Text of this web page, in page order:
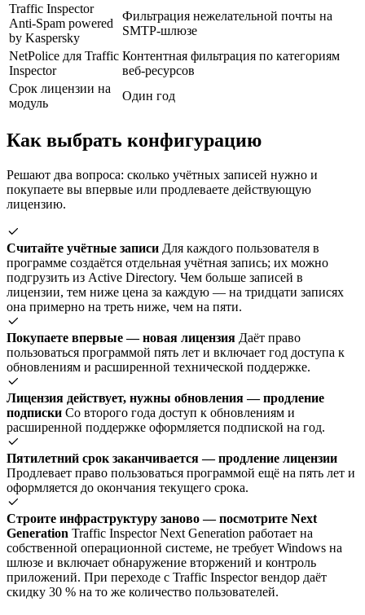
Traffic Inspector
Anti-Spam powered
by Kaspersky
Фильтрация нежелательной почты на
SMTP-шлюзе
NetPolice для Traffic
Inspector
Контентная фильтрация по категориям
веб-ресурсов
Срок лицензии на
модуль
Один год
Как выбрать конфигурацию
Решают два вопроса: сколько учётных записей нужно и
покупаете вы впервые или продлеваете действующую
лицензию.
Считайте учётные записи Для каждого пользователя в
программе создаётся отдельная учётная запись; их можно
подгрузить из Active Directory. Чем больше записей в
лицензии, тем ниже цена за каждую — на тридцати записях
она примерно на треть ниже, чем на пяти.
Покупаете впервые — новая лицензия Даёт право
пользоваться программой пять лет и включает год доступа к
обновлениям и расширенной технической поддержке.
Лицензия действует, нужны обновления — продление
подписки Со второго года доступ к обновлениям и
расширенной поддержке оформляется подпиской на год.
Пятилетний срок заканчивается — продление лицензии
Продлевает право пользоваться программой ещё на пять лет и
оформляется до окончания текущего срока.
Строите инфраструктуру заново — посмотрите Next
Generation Traffic Inspector Next Generation работает на
собственной операционной системе, не требует Windows на
шлюзе и включает обнаружение вторжений и контроль
приложений. При переходе с Traffic Inspector вендор даёт
скидку 30 % на то же количество пользователей.